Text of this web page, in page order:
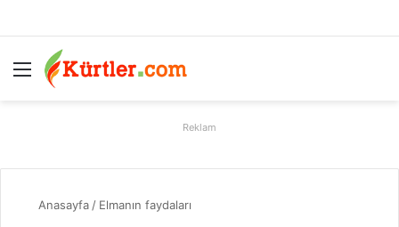
Menü
Reklam
Anasayfa / Elmanın faydaları